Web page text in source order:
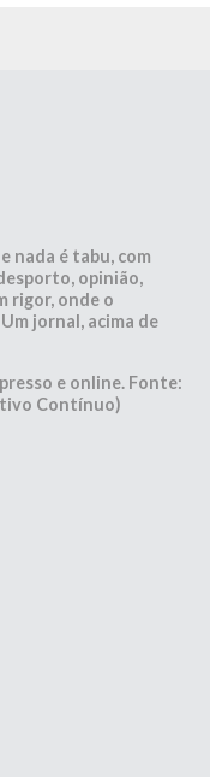
nada é tabu, com
opinião,
rigor, onde o
jornal, acima de
e online. Fonte:
Contínuo)